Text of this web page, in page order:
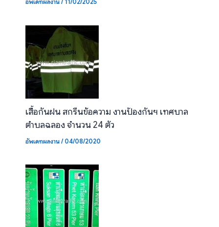
อัพเดทผลงาน/ 11/02/2025
เสื้อกันฝน สกรีนข้อความ งานป้องกันฯ เทศบาล
ตำบลฉลอง จำนวน 24 ตัว
อัพเดทผลงาน/04/08/2020